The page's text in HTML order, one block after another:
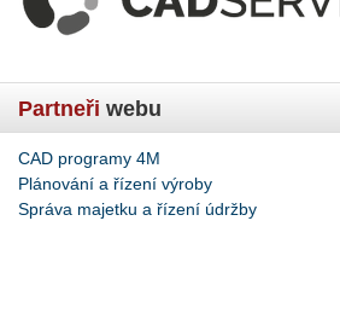
Partneři webu
CAD programy 4M
Plánování a řízení výroby
Správa majetku a řízení údržby